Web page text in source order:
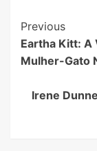
Previous
Eartha Kitt: A
Mulher-Gato
Irene